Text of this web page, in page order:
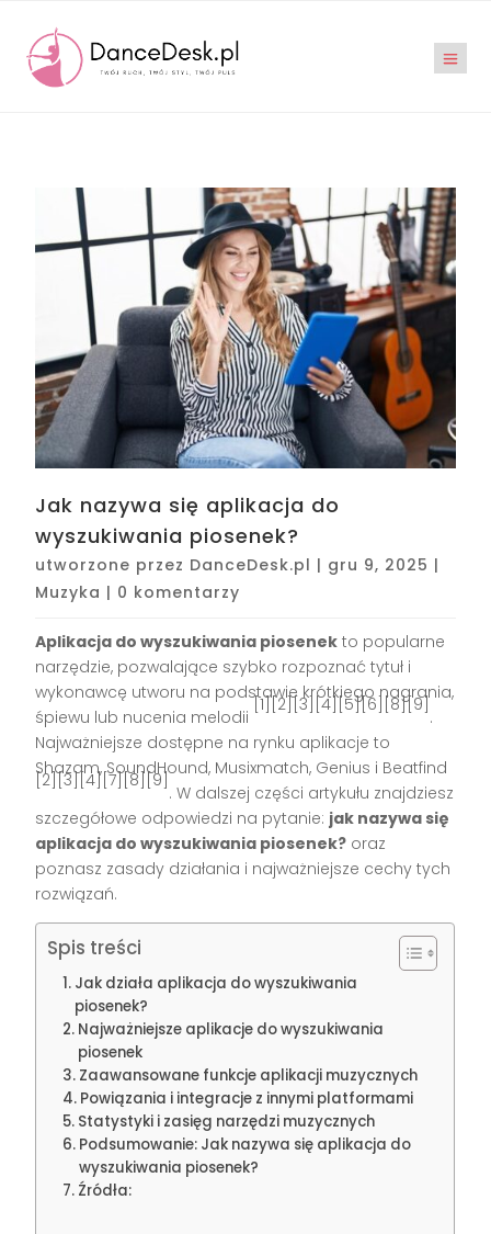
Jak nazywa się aplikacja do
wyszukiwania piosenek?
utworzone przez DanceDesk.pl | gru 9, 2025 |
Muzyka | 0 komentarzy
Aplikacja do wyszukiwania piosenek to popularne
narzędzie, pozwalające szybko rozpoznać tytuł i
wykonawcę utworu na podstawie krótkiego nagrania,
śpiewu lub nucenia melodii
[1][2][3][4][5][6][8][9]
.
Najważniejsze dostępne na rynku aplikacje to
Shazam, SoundHound, Musixmatch, Genius i Beatfind
[2][3][4][7][8][9]
. W dalszej części artykułu znajdziesz
szczegółowe odpowiedzi na pytanie: jak nazywa się
aplikacja do wyszukiwania piosenek? oraz
poznasz zasady działania i najważniejsze cechy tych
rozwiązań.
Spis treści
Jak działa aplikacja do wyszukiwania
piosenek?
Najważniejsze aplikacje do wyszukiwania
piosenek
Zaawansowane funkcje aplikacji muzycznych
Powiązania i integracje z innymi platformami
Statystyki i zasięg narzędzi muzycznych
Podsumowanie: Jak nazywa się aplikacja do
wyszukiwania piosenek?
Źródła: